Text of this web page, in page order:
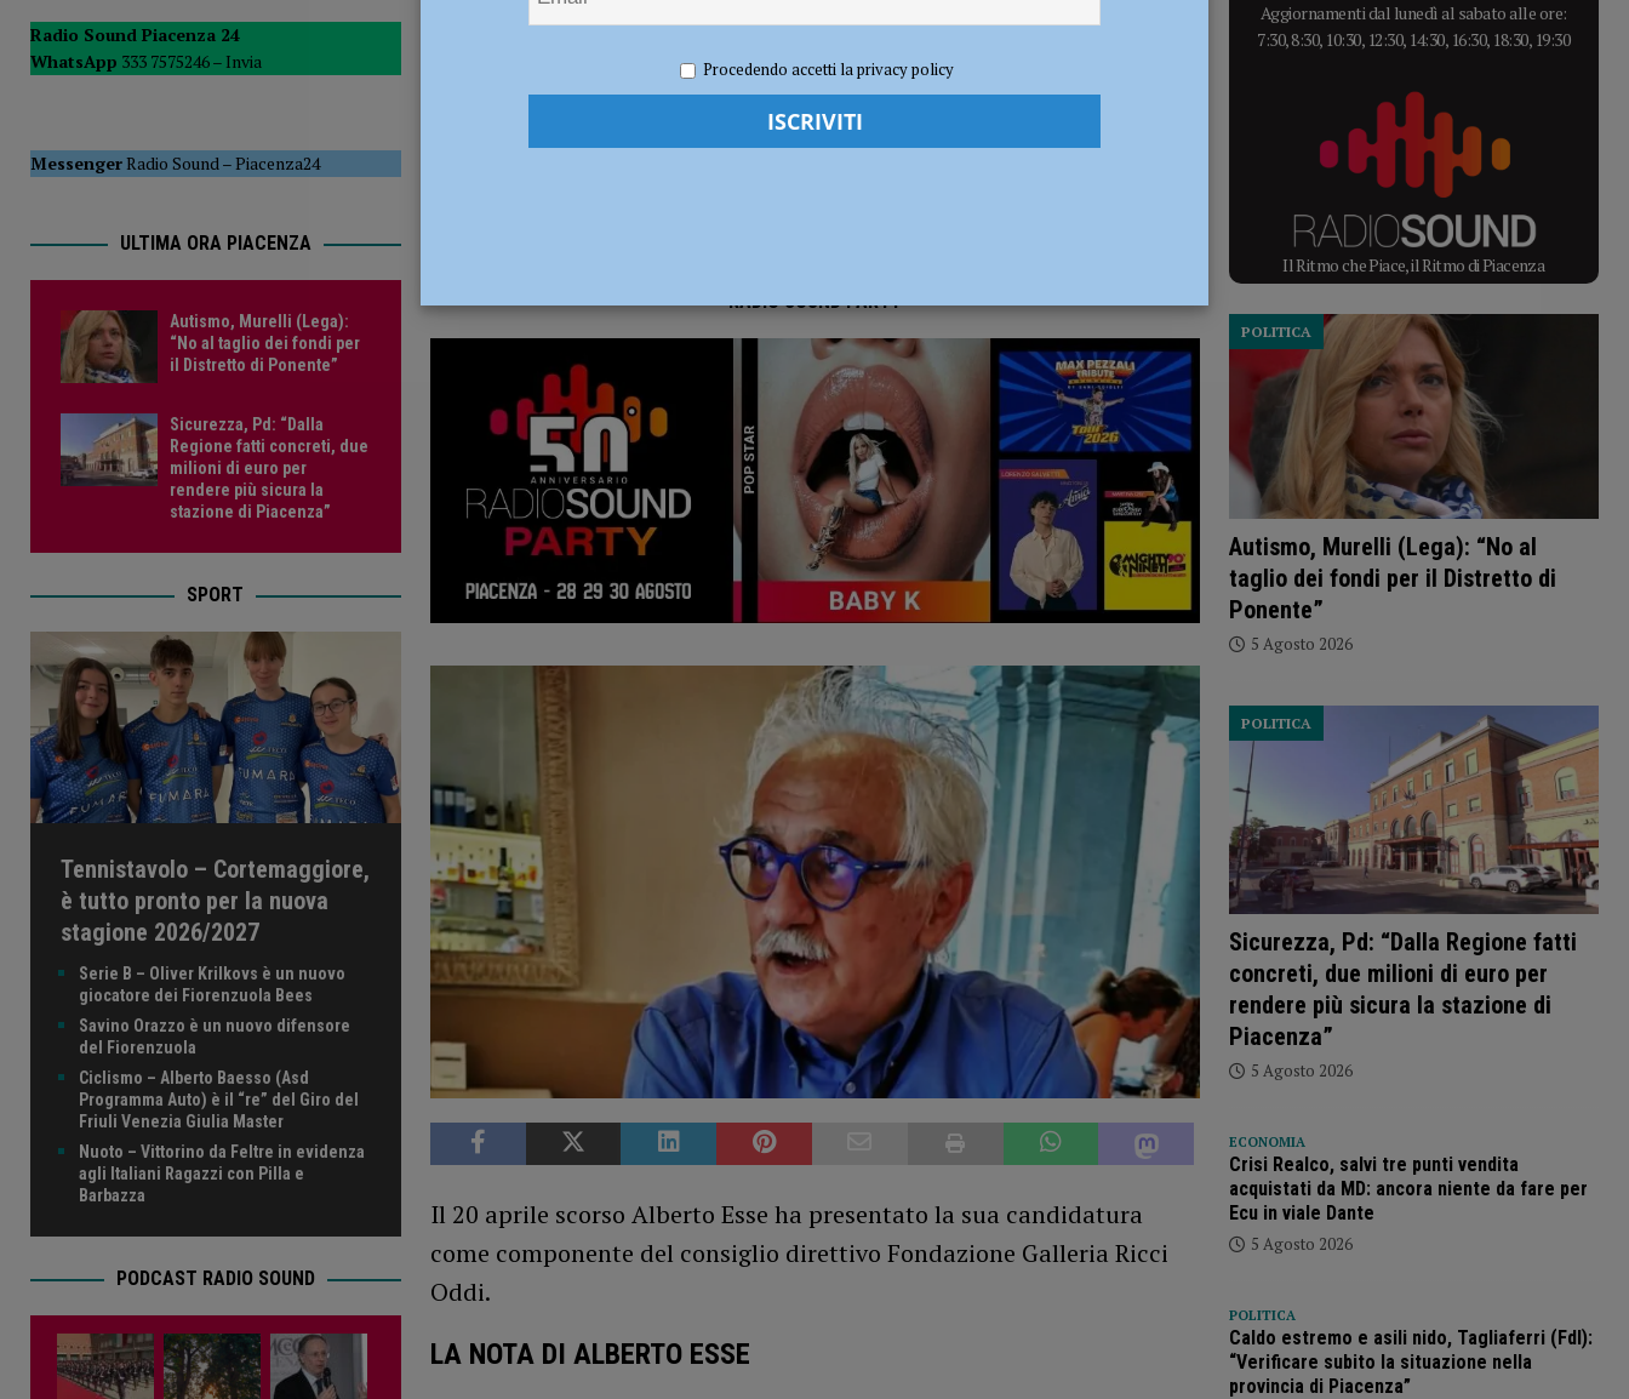
del Consiglio POLITICA
[ 5 Agosto 2026 ] La Sagra della Pasta Frolla a Pecorara: tradizione, divertimento e oltre 300 in cammino con le lanterne
RADIO SOUND PARTY
Il 20 aprile scorso Alberto Esse ha presentato la sua candidatura
come componente del consiglio direttivo Fondazione Galleria Ricci
Oddi.
LA NOTA DI ALBERTO ESSE
Radio Sound Piacenza 24
WhatsApp 333 7575246 – Invia
MessengerRadio Sound–Piacenza24
ULTIMA ORA PIACENZA
Autismo, Murelli (Lega):
“No al taglio dei fondi per
il Distretto di Ponente”
Sicurezza, Pd: “Dalla
Regione fatti concreti, due
milioni di euro per
rendere più sicura la
stazione di Piacenza”
SPORT
Tennistavolo – Cortemaggiore,
è tutto pronto per la nuova
stagione 2026/2027
Serie B – Oliver Krilkovs è un nuovo
giocatore dei Fiorenzuola Bees
Savino Orazzo è un nuovo difensore
del Fiorenzuola
Ciclismo – Alberto Baesso (Asd
Programma Auto) è il “re” del Giro del
Friuli Venezia Giulia Master
Nuoto – Vittorino da Feltre in evidenza
agli Italiani Ragazzi con Pilla e
Barbazza
PODCAST RADIO SOUND
Aggiornamenti dal lunedì al sabato alle ore:
7:30, 8:30, 10:30, 12:30, 14:30, 16:30, 18:30, 19:30
Il Ritmo che Piace, il Ritmo di Piacenza
Autismo, Murelli (Lega): “No al
taglio dei fondi per il Distretto di
Ponente”
POLITICA
5 Agosto 2026
Sicurezza, Pd: “Dalla Regione fatti
concreti, due milioni di euro per
rendere più sicura la stazione di
Piacenza”
POLITICA
5 Agosto 2026
ECONOMIA
Crisi Realco, salvi tre punti vendita
acquistati da MD: ancora niente da fare per
Ecu in viale Dante
5 Agosto 2026
POLITICA
Caldo estremo e asili nido, Tagliaferri (FdI):
“Verificare subito la situazione nella
provincia di Piacenza”
Procedendo accetti la privacy policy